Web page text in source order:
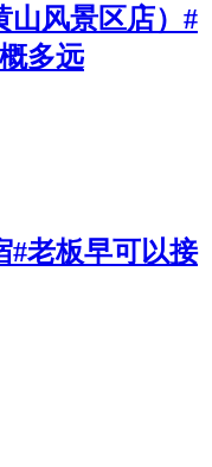
山风景区店）#
多远
#老板早可以接